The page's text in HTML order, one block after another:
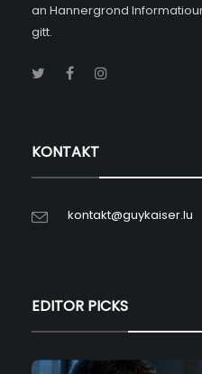
an Hannergrond
gitt.
KONTAKT
kontakt@guykaiser.lu
EDITOR PICKS